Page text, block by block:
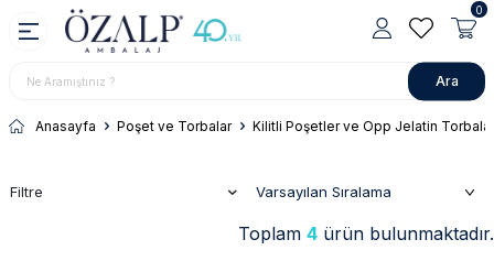
Ara
0
Anasayfa Poşet ve Torbalar Kilitli Poşetler ve Opp Jelatin Torbalar
Filtre
Toplam 4 ürün bulunmaktadır.